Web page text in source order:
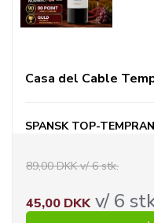
Casa del Cable
SPANSK TOP-
89,00 DKK v/ 6 stk.
45,00 DKKv/ 6